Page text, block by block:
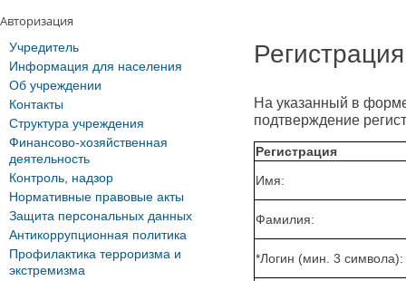
Авторизация
Регистрация
На указанный в
подтверждение
Регистрация
Имя:
Фамилия:
*Логин (мин. 3 символа):
Учредитель
Информация для населения
Об учреждении
Контакты
Структура учреждения
Финансово-хозяйственная
деятельность
Контроль, надзор
Нормативные правовые акты
Защита персональных данных
Антикоррупционная политика
Профилактика терроризма и
экстремизма